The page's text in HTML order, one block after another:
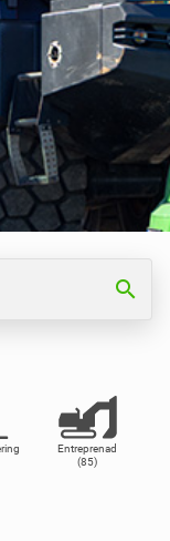
search
Entreprenad
(85)